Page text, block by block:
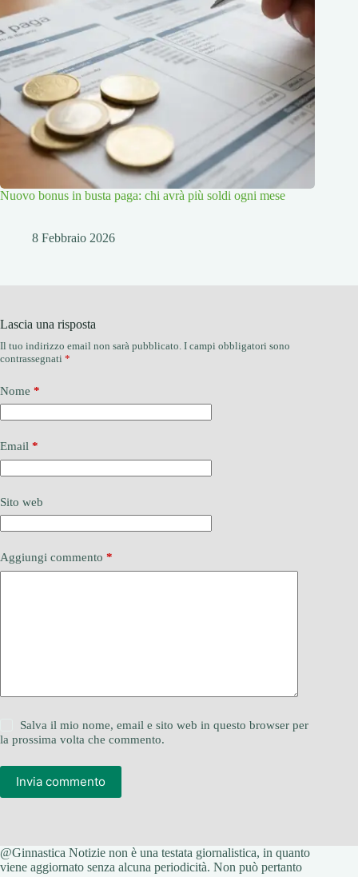
Nuovo bonus in busta paga: chi avrà più soldi ogni mese
8 Febbraio 2026
Lascia una risposta
Il tuo indirizzo email non sarà pubblicato. I campi obbligatori sono
contrassegnati *
Nome *
Email *
Sito web
Aggiungi commento *
Salva il mio nome, email e sito web in questo browser per
la prossima volta che commento.
Invia commento
@Ginnastica Notizie non è una testata giornalistica, in quanto
viene aggiornato senza alcuna periodicità. Non può pertanto